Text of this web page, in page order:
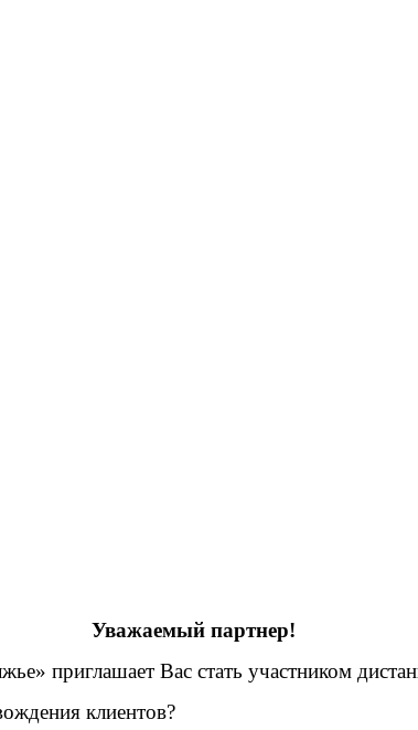
Уважаемый партнер!
приглашает Вас стать участником
клиентов?